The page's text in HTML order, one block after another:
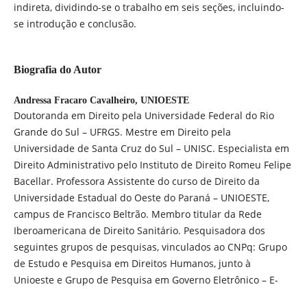
indireta, dividindo-se o trabalho em seis seções, incluindo-
se introdução e conclusão.
Biografia do Autor
Andressa Fracaro Cavalheiro, UNIOESTE
Doutoranda em Direito pela Universidade Federal do Rio
Grande do Sul – UFRGS. Mestre em Direito pela
Universidade de Santa Cruz do Sul – UNISC. Especialista em
Direito Administrativo pelo Instituto de Direito Romeu Felipe
Bacellar. Professora Assistente do curso de Direito da
Universidade Estadual do Oeste do Paraná – UNIOESTE,
campus de Francisco Beltrão. Membro titular da Rede
Iberoamericana de Direito Sanitário. Pesquisadora dos
seguintes grupos de pesquisas, vinculados ao CNPq: Grupo
de Estudo e Pesquisa em Direitos Humanos, junto à
Unioeste e Grupo de Pesquisa em Governo Eletrônico – E-